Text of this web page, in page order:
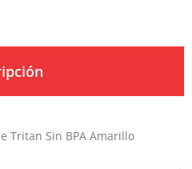
Tritan Sin BPA Amarillo